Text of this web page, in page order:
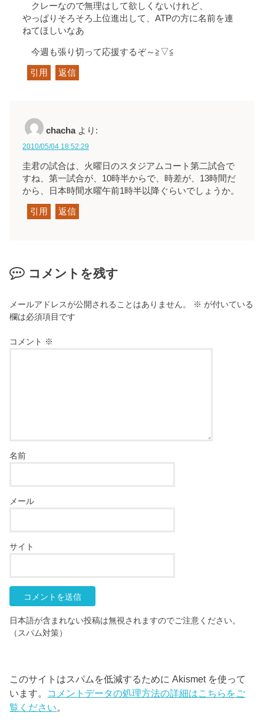
クレーなので無理はして欲しくないけれど、
やっぱりそろそろ上位進出して、ATPの方に名前を連
ねてほしいなあ
今週も張り切って応援するぞ～≧▽≦
引用 返信
chacha より:
2010/05/04 18:52:29
圭君の試合は、火曜日のスタジアムコート第二試合で
すね、第一試合が、10時半からで、時差が、13時間だ
から、日本時間水曜午前1時半以降ぐらいでしょうか。
引用 返信
コメントを残す
メールアドレスが公開されることはありません。 ※ が付いている
欄は必須項目です
コメント ※
名前
メール
サイト
日本語が含まれない投稿は無視されますのでご注意ください。
（スパム対策）
このサイトはスパムを低減するために Akismet を使って
います。 コメントデータの処理方法の詳細はこちらをご
覧ください。